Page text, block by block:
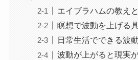
エイブラハムの教え
瞑想で波動を上げる
日常生活でできる波
波動が上がると現実